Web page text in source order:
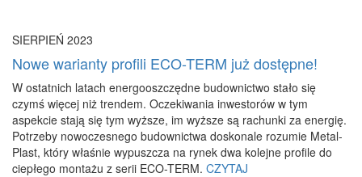
SIERPIEŃ 2023
Nowe warianty profili ECO-TERM już dostępne!
W ostatnich latach energooszczędne budownictwo stało się
czymś więcej niż trendem. Oczekiwania inwestorów w tym
aspekcie stają się tym wyższe, im wyższe są rachunki za energię.
Potrzeby nowoczesnego budownictwa doskonale rozumie Metal-
Plast, który właśnie wypuszcza na rynek dwa kolejne profile do
ciepłego montażu z serii ECO-TERM. CZYTAJ